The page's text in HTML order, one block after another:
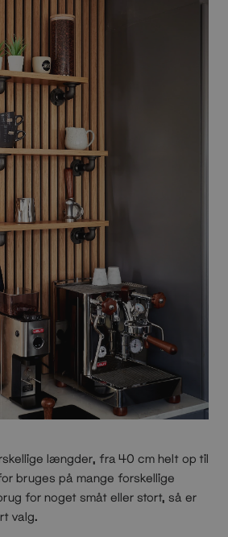
længder, fra 40 cm helt op til
bruges på mange forskellige
for noget småt eller stort, så er
valg.